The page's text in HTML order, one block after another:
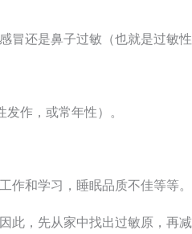
还是鼻子过敏（也就是过敏性
作，或常年性）。
作和学习，睡眠品质不佳等等。
因此，先从家中找出过敏原，再